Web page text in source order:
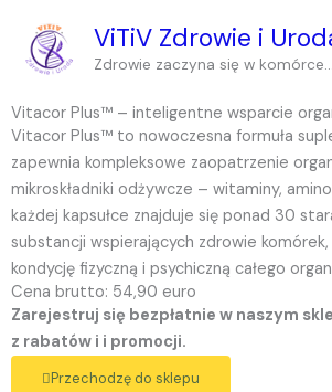
treści
ViTiV Zdrowie i
Zdrowie zaczyna się w komórce...
Vitacor Plus™ – inteligentne wsparcie
Vitacor Plus™ to nowoczesna formuła
zapewnia kompleksowe zaopatrzenie
mikroskładniki odżywcze – witaminy,
każdej kapsułce znajduje się ponad 30
substancji wspierających zdrowie
kondycję fizyczną i psychiczną całego
Cena brutto: 54,90 euro
Zarejestruj się bezpłatnie w naszym
z rabatów i i promocji.
Przechodzę do sklepu